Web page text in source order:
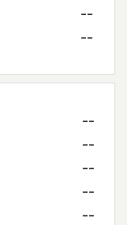
--
--
--
--
--
--
--